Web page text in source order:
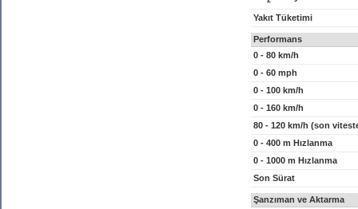
Yakıt Tüketimi
Performans
0 - 80 km/h
0 - 60 mph
0 - 100 km/h
0 - 160 km/h
80 - 120 km/h (son
0 - 400 m Hızlanma
0 - 1000 m Hızlanma
Son Sürat
Şanzıman ve Aktarma